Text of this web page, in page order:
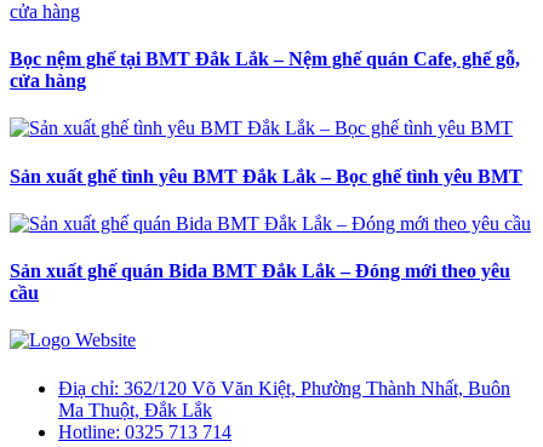
Bọc nệm ghế tại BMT Đắk Lắk – Nệm ghế quán Cafe, ghế gỗ,
cửa hàng
Sản xuất ghế tình yêu BMT Đắk Lắk – Bọc ghế tình yêu BMT
Sản xuất ghế quán Bida BMT Đắk Lắk – Đóng mới theo yêu
cầu
Điạ chỉ: 362/120 Võ Văn Kiệt, Phường Thành Nhất, Buôn
Ma Thuột, Đắk Lắk
Hotline: 0325 713 714